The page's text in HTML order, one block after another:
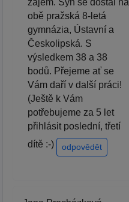
obě pražská 8-letá
gymnázia, Ústavní a
Českolipská. S
výsledkem 38 a 38
bodů. Přejeme ať se
Vám daří v další práci!
(Ještě k Vám
potřebujeme za 5 let
přihlásit poslední, třetí
dítě :-)
odpovědět